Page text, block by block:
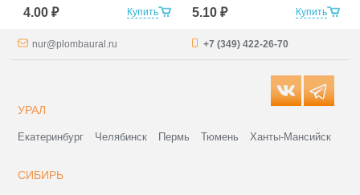
Купить
4.00 ₽ Купить
5.10 ₽
nur@plombaural.ru +7 (349) 422-26-70
УРАЛ
Екатеринбург Челябинск Пермь Тюмень Ханты-Мансийск
СИБИРЬ